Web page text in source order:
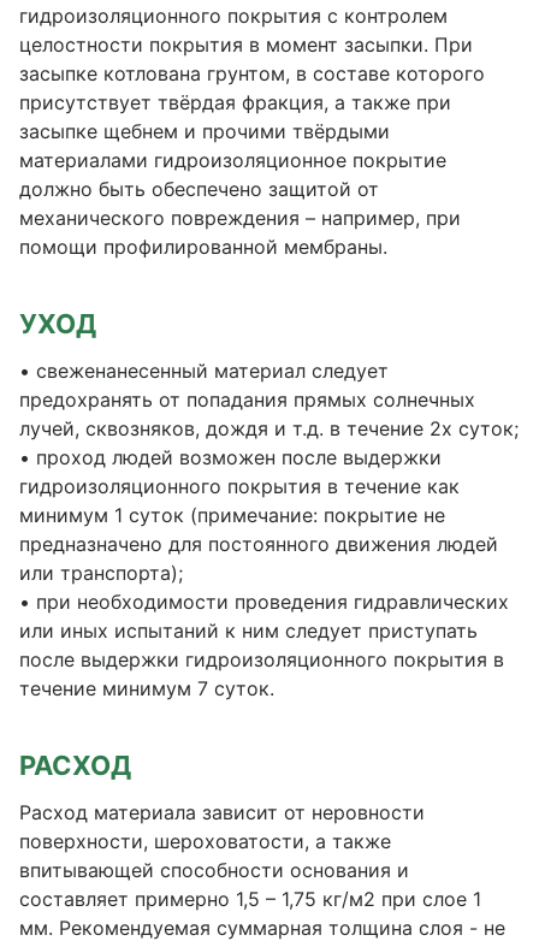
гидроизоляционного покрытия с контролем
целостности покрытия в момент засыпки. При
засыпке котлована грунтом, в составе которого
присутствует твёрдая фракция, а также при
засыпке щебнем и прочими твёрдыми
материалами гидроизоляционное покрытие
должно быть обеспечено защитой от
механического повреждения – например, при
помощи профилированной мембраны.
УХОД
• свеженанесенный материал следует
предохранять от попадания прямых солнечных
лучей, сквозняков, дождя и т.д. в течение 2х суток;
• проход людей возможен после выдержки
гидроизоляционного покрытия в течение как
минимум 1 суток (примечание: покрытие не
предназначено для постоянного движения людей
или транспорта);
• при необходимости проведения гидравлических
или иных испытаний к ним следует приступать
после выдержки гидроизоляционного покрытия в
течение минимум 7 суток.
РАСХОД
Расход материала зависит от неровности
поверхности, шероховатости, а также
впитывающей способности основания и
составляет примерно 1,5 – 1,75 кг/м2 при слое 1
мм. Рекомендуемая суммарная толщина слоя - не